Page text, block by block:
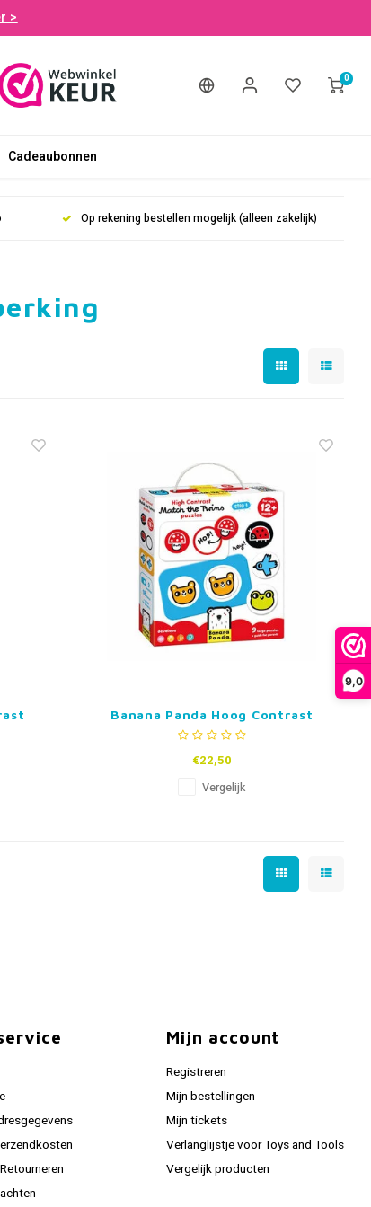
9,0
>
0
Cadeaubonnen
Op rekening bestellen mogelijk (alleen zakelijk)
Banana Panda Hoog Contrast
Puzzel – Zoek de Tweeling
€22,50
Vergelijk
Mijn account
Registreren
Mijn bestellingen
Mijn tickets
Verlanglijstje voor Toys and Tools
Vergelijk producten